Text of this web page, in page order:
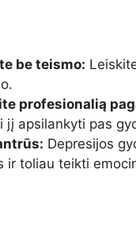
be teismo:
profesionalią
jį apsilankyti pas
Depresijos
ir toliau teikti